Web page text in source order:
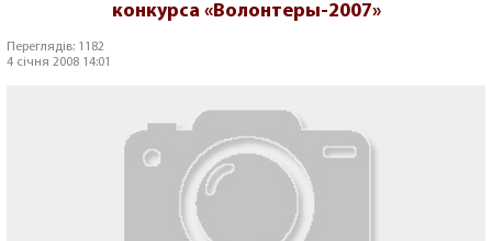
конкурса «Волонтеры-2007»
Переглядів: 1182
4 січня 2008 14:01